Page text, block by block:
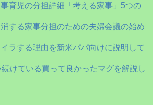
育児の分担詳細「考える家事」5つの
する家事分担のための夫婦会議の始め
ラする理由を新米パパ向けに説明して
けている買って良かったマグを解説し